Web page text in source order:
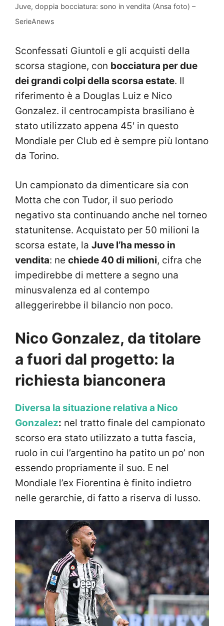
Juve, doppia bocciatura: sono in vendita (Ansa foto) –
SerieAnews
Sconfessati Giuntoli e gli acquisti della
scorsa stagione, con bocciatura per due
dei grandi colpi della scorsa estate. Il
riferimento è a Douglas Luiz e Nico
Gonzalez. il centrocampista brasiliano è
stato utilizzato appena 45′ in questo
Mondiale per Club ed è sempre più lontano
da Torino.
Un campionato da dimenticare sia con
Motta che con Tudor, il suo periodo
negativo sta continuando anche nel torneo
statunitense. Acquistato per 50 milioni la
scorsa estate, la Juve l’ha messo in
vendita: ne chiede 40 di milioni, cifra che
impedirebbe di mettere a segno una
minusvalenza ed al contempo
alleggerirebbe il bilancio non poco.
Nico Gonzalez, da titolare
a fuori dal progetto: la
richiesta bianconera
Diversa la situazione relativa a Nico
Gonzalez: nel tratto finale del campionato
scorso era stato utilizzato a tutta fascia,
ruolo in cui l’argentino ha patito un po’ non
essendo propriamente il suo. E nel
Mondiale l’ex Fiorentina è finito indietro
nelle gerarchie, di fatto a riserva di lusso.